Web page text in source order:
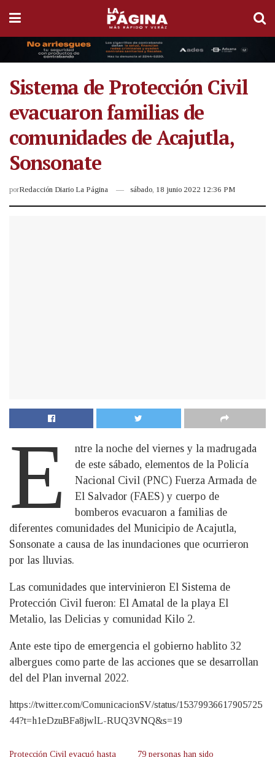
Sistema de Protección Civil
evacuaron familias de
comunidades de Acajutla,
Sonsonate
porRedacción Diario La Página sábado, 18 junio 2022 12:36 PM
E
ntre la noche del viernes y la madrugada
de este sábado, elementos de la Policía
Nacional Civil (PNC) Fuerza Armada de
El Salvador (FAES) y cuerpo de
bomberos evacuaron a familias de
diferentes comunidades del Municipio de Acajutla,
Sonsonate a causa de las inundaciones que ocurrieron
por las lluvias.
Las comunidades que intervinieron El Sistema de
Protección Civil fueron: El Amatal de la playa El
Metalio, las Delicias y comunidad Kilo 2.
Ante este tipo de emergencia el gobierno hablito 32
albergues como parte de las acciones que se desarrollan
del del Plan invernal 2022.
https://twitter.com/ComunicacionSV/status/15379936617905725
44?t=h1eDzuBFa8jwlL-RUQ3VNQ&s=19
Protección Civil evacuó hasta
79 personas han sido